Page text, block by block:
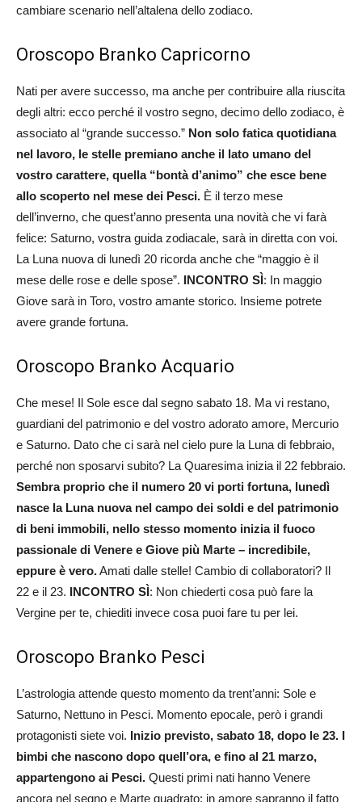
cambiare scenario nell’altalena dello zodiaco.
Oroscopo Branko Capricorno
Nati per avere successo, ma anche per contribuire alla riuscita
degli altri: ecco perché il vostro segno, decimo dello zodiaco, è
associato al “grande successo.” Non solo fatica quotidiana
nel lavoro, le stelle premiano anche il lato umano del
vostro carattere, quella “bontà d’animo” che esce bene
allo scoperto nel mese dei Pesci. È il terzo mese
dell’inverno, che quest’anno presenta una novità che vi farà
felice: Saturno, vostra guida zodiacale, sarà in diretta con voi.
La Luna nuova di lunedì 20 ricorda anche che “maggio è il
mese delle rose e delle spose”. INCONTRO SÌ: In maggio
Giove sarà in Toro, vostro amante storico. Insieme potrete
avere grande fortuna.
Oroscopo Branko Acquario
Che mese! Il Sole esce dal segno sabato 18. Ma vi restano,
guardiani del patrimonio e del vostro adorato amore, Mercurio
e Saturno. Dato che ci sarà nel cielo pure la Luna di febbraio,
perché non sposarvi subito? La Quaresima inizia il 22 febbraio.
Sembra proprio che il numero 20 vi porti fortuna, lunedì
nasce la Luna nuova nel campo dei soldi e del patrimonio
di beni immobili, nello stesso momento inizia il fuoco
passionale di Venere e Giove più Marte – incredibile,
eppure è vero.Amati dalle stelle! Cambio di collaboratori? Il
22 e il 23. INCONTRO SÌ: Non chiederti cosa può fare la
Vergine per te, chiediti invece cosa puoi fare tu per lei.
Oroscopo Branko Pesci
L’astrologia attende questo momento da trent’anni: Sole e
Saturno, Nettuno in Pesci. Momento epocale, però i grandi
protagonisti siete voi. Inizio previsto, sabato 18, dopo le 23. I
bimbi che nascono dopo quell’ora, e fino al 21 marzo,
appartengono ai Pesci. Questi primi nati hanno Venere
ancora nel segno e Marte quadrato: in amore sapranno il fatto